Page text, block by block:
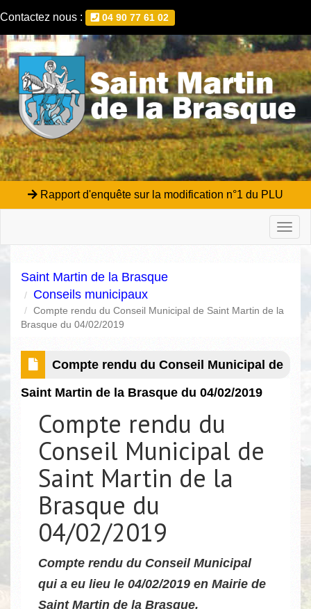
Contactez nous : 04 90 77 61 02
Rapport d'enquête sur la modification n°1 du PLU
Saint Martin de la Brasque
Conseils municipaux
Compte rendu du Conseil Municipal de Saint Martin de la
Brasque du 04/02/2019
Compte rendu du Conseil Municipal de
Saint Martin de la Brasque du 04/02/2019
Compte rendu du
Conseil Municipal de
Saint Martin de la
Brasque du
04/02/2019
Compte rendu du Conseil Municipal
qui a eu lieu le 04/02/2019 en Mairie de
Saint Martin de la Brasque.